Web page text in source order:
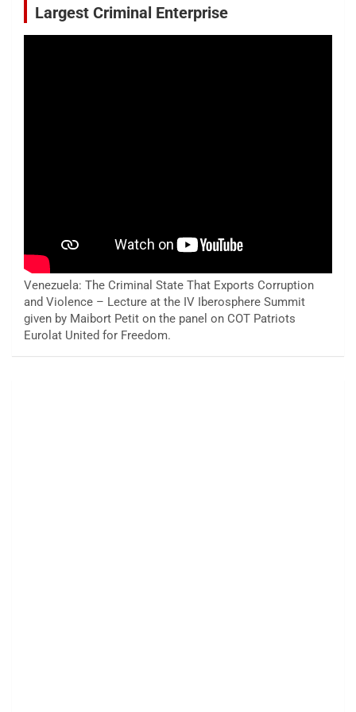
Largest Criminal Enterprise
Venezuela: The Criminal State That Exports Corruption
and Violence – Lecture at the IV Iberosphere Summit
given by Maibort Petit on the panel on COT Patriots
Eurolat United for Freedom.